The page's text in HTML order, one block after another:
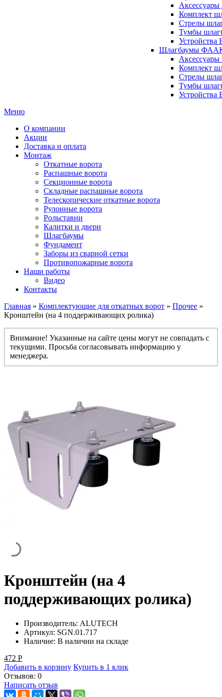
Комплект
Стрелы
Тумбы
Устройства
Шлагбаумы ФААК
Комплект
Стрелы
Тумбы
Меню
О компании
Акции
Доставка и оплата
Монтаж
Откатные ворота
Распашные ворота
Секционные ворота
Складные распашные ворота
Телескопические откатные ворота
Рулонные ворота
Рольставни
Калитки и двери
Шлагбаумы
Фундамент
Заборы из сварной сетки
Противопожарные ворота
Наши работы
Видео
Контакты
Главная » Комплектующие для откатных ворот » Прочее »
Кронштейн (на 4 поддерживающих ролика)
Внимание! Указанные на сайте цены могут не совпадать с
текущими. Просьба согласовывать информацию у
менеджера.
Кронштейн (на 4
поддерживающих ролика)
Производитель: ALUTECH
Артикул: SGN.01.717
Наличие: В наличии на складе
472 Р
Добавить в корзину Купить в 1 клик
Отзывов: 0
Написать отзыв